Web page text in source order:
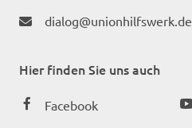
dialog@unionhilfswerk.de
Hier finden Sie uns auch
Facebook